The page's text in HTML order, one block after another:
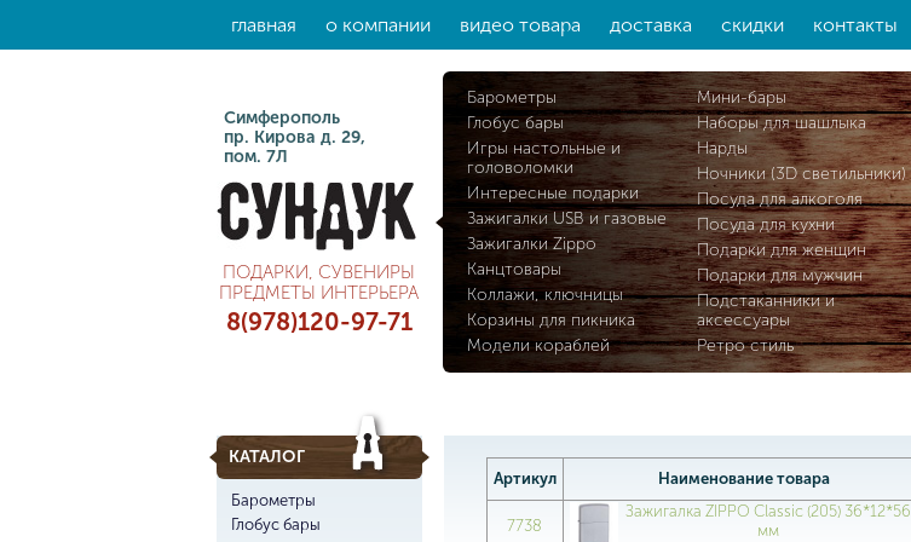
главная о компании видео товара доставка скидки контакты
Симферополь
пр. Кирова д. 29,
пом. 7Л
ПОДАРКИ, СУВЕНИРЫ
ПРЕДМЕТЫ ИНТЕРЬЕРА
8(978)120-97-71
Барометры
Глобус бары
Игры настольные и
головоломки
Интересные подарки
Зажигалки USB и газовые
Зажигалки Zippo
Канцтовары
Коллажи, ключницы
Корзины для пикника
Модели кораблей
Мини-бары
Наборы для шашлыка
Нарды
Ночники (3D светильники)
Посуда для алкоголя
Посуда для кухни
Подарки для женщин
Подарки для мужчин
Подстаканники и
аксессуары
Ретро стиль
КАТАЛОГ
Барометры
Глобус бары
Артикул Наименование товара
7738
Зажигалка ZIPPO Classic (205) 36*12*56
мм